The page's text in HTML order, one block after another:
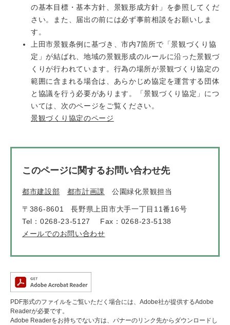
の基本目標・基本方針、景観形成方針」を参照してくだ
さい。また、届出の前には必ず事前相談をお願いしま
す。
上田市景観条例に基づき、市内7箇所で「景観づくり協
定」が結ばれ、地域の景観形成のルールに沿った景観づ
くりが行われています。行為の場所が景観づくり協定の
範囲に含まれる場合は、あらかじめ協定を運営する団体
と協議を行う必要があります。「景観づくり協定」につ
いては、次のページをご覧ください。
景観づくり協定のページ
このページに関するお問い合わせ先
都市建設部 都市計画課 公園緑化景観担当
〒386-8601
長野県上田市大手一丁目11番16号
Tel：0268-23-5127
Fax：0268-23-5138
メールでのお問い合わせ
PDF形式のファイルをご覧いただく場合には、Adobe社が提供するAdobe
Readerが必要です。
Adobe Readerをお持ちでない方は、バナーのリンク先からダウンロードし